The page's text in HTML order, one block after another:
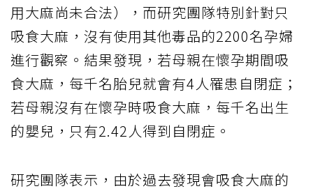
用大麻尚未合法），而研究團隊特別針對只
吸食大麻，沒有使用其他毒品的2200名孕婦
進行觀察。結果發現，若母親在懷孕期間吸
食大麻，每千名胎兒就會有4人罹患自閉症；
若母親沒有在懷孕時吸食大麻，每千名出生
的嬰兒，只有2.42人得到自閉症。
研究團隊表示，由於過去發現會吸食大麻的